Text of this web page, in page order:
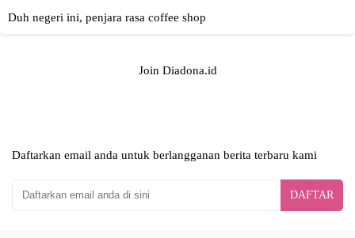
Join Diadona.id
Daftarkan email anda untuk berlangganan berita terbaru kami
DAFTAR